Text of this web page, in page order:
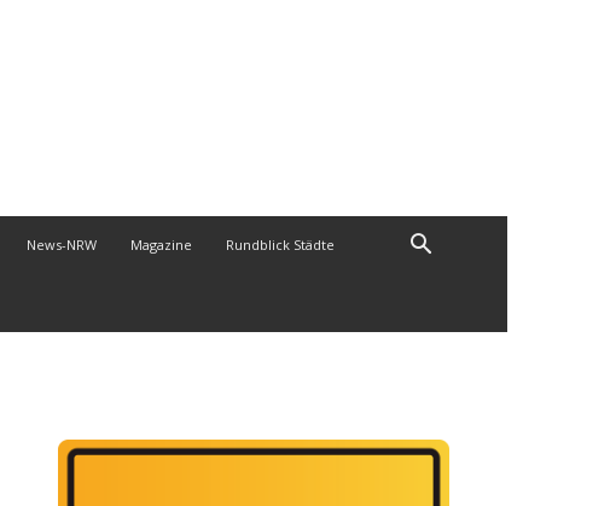
News-NRW Magazine Rundblick Städte